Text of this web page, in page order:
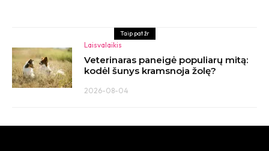
Taip pat žr
Laisvalaikis
Veterinaras paneigė populiarų mitą:
kodėl šunys kramsnoja žolę?
2026-08-04